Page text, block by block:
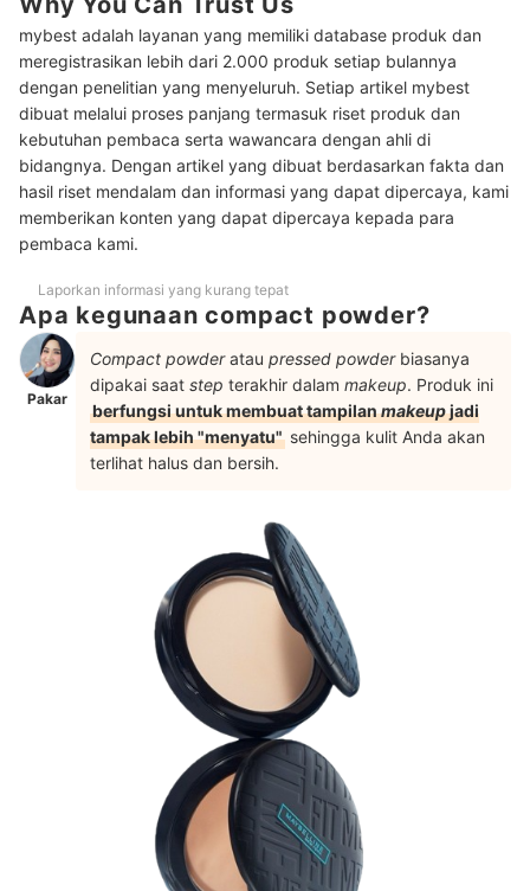
4
maksimal; Namun pertimbangkan spons berbulu/puff jika
kebutuhan Anda adalah sapuan bedak yang tipis
Peringkat Bedak Padat Terbaik
Baca juga rekomendasi produk bedak wajah lainnya di sini
mybest adalah layanan yang memiliki database produk dan
meregistrasikan lebih dari 2.000 produk setiap bulannya
dengan penelitian yang menyeluruh. Setiap artikel mybest
dibuat melalui proses panjang termasuk riset produk dan
kebutuhan pembaca serta wawancara dengan ahli di
bidangnya. Dengan artikel yang dibuat berdasarkan fakta dan
hasil riset mendalam dan informasi yang dapat dipercaya, kami
memberikan konten yang dapat dipercaya kepada para
pembaca kami.
Laporkan informasi yang kurang tepat
Apa kegunaan compact powder?
Pakar
Compact powderatau pressed powderbiasanya
dipakai saat step terakhir dalam makeup. Produk ini
berfungsi untuk membuat tampilanmakeupjadi
tampak lebih "menyatu" sehingga kulit Anda akan
terlihat halus dan bersih.